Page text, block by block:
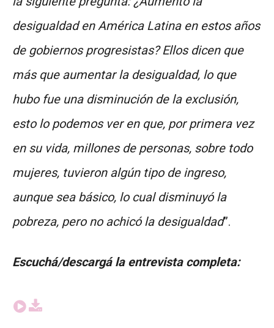
desigualdad en América Latina en estos años
de gobiernos progresistas? Ellos dicen que
más que aumentar la desigualdad, lo que
hubo fue una disminución de la exclusión,
esto lo podemos ver en que, por primera vez
en su vida, millones de personas, sobre todo
mujeres, tuvieron algún tipo de ingreso,
aunque sea básico, lo cual disminuyó la
pobreza, pero no achicó la desigualdad”.
Escuchá/descargá la entrevista completa: